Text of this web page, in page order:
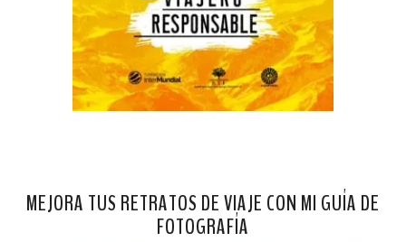
MEJORA TUS RETRATOS DE VIAJE CON MI GUÍA DE
FOTOGRAFÍA